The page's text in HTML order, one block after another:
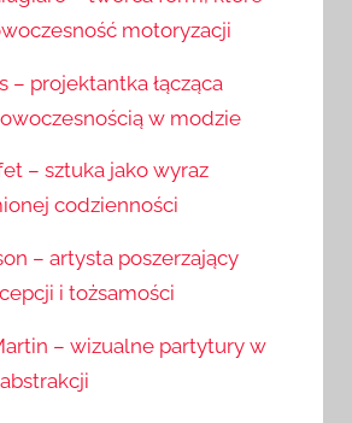
motoryzacji
– projektantka łącząca
w modzie
– sztuka jako wyraz
codzienności
– artysta poszerzający
i tożsamości
– wizualne partytury w